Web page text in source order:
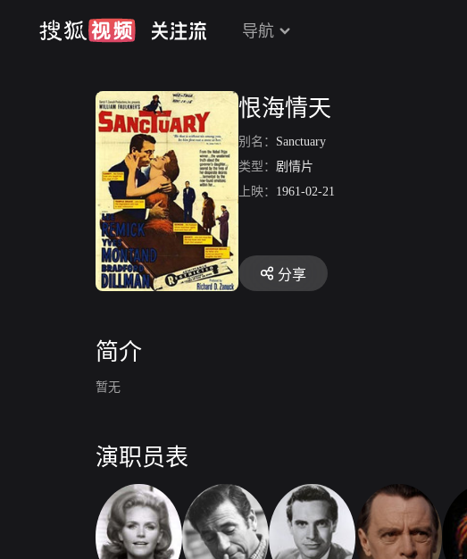
导航
恨海情天
别名： Sanctuary
类型： 剧情片
上映： 1961-02-21
分享
简介
暂无
演职员表